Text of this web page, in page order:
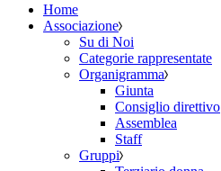
Home
Associazione
Su di Noi
Categorie rappresentate
Organigramma
Giunta
Consiglio direttivo
Assemblea
Staff
Gruppi